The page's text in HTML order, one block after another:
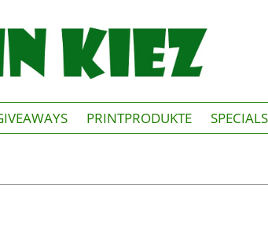
PRINTPRODUKTE SPECIALS